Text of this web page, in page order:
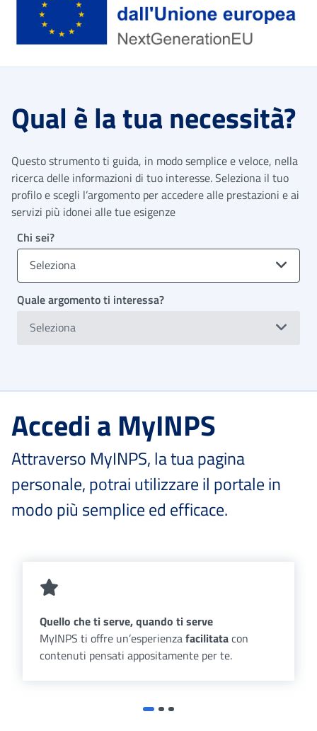
Qual è la tua necessità?
Questo strumento ti guida, in modo semplice e veloce, nella
ricerca delle informazioni di tuo interesse. Seleziona il tuo
profilo e scegli l’argomento per accedere alle prestazioni e ai
servizi più idonei alle tue esigenze
Chi sei?
Seleziona
Quale argomento ti interessa?
Seleziona
Accedi a MyINPS
Attraverso MyINPS, la tua pagina
personale, potrai utilizzare il portale in
modo più semplice ed efficace.
Quello che ti serve, quando ti serve
MyINPS ti offre un’esperienzafacilitatacon
contenuti pensati appositamente per te.